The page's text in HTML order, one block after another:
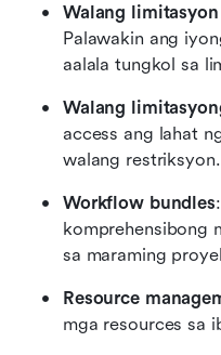
Walang
Palawakin ang
aalala tungkol sa
Walang
access ang lahat
walang restriksyon.
Workflow bundles
komprehensibong
sa maraming
Resource
mga resources sa